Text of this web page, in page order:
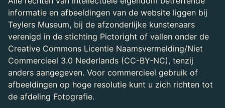
informatie en afbeeldingen van de website liggen bij
Teylers Museum, bij de afzonderlijke kunstenaars
verenigd in de stichting Pictoright of vallen onder de
Creative Commons Licentie Naamsvermelding/Niet
Commercieel 3.0 Nederlands (CC-BY-NC), tenzij
anders aangegeven. Voor commercieel gebruik of
afbeeldingen op hoge resolutie kunt u zich richten tot
de afdeling Fotografie.